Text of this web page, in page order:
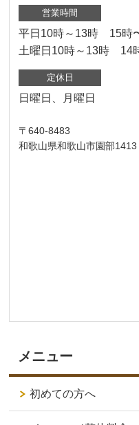
営業時間
平日10時～13時 15時
土曜日10時～13時 14
定休日
日曜日、月曜日
〒640-8483
和歌山県和歌山市園部
メニュー
初めての方へ